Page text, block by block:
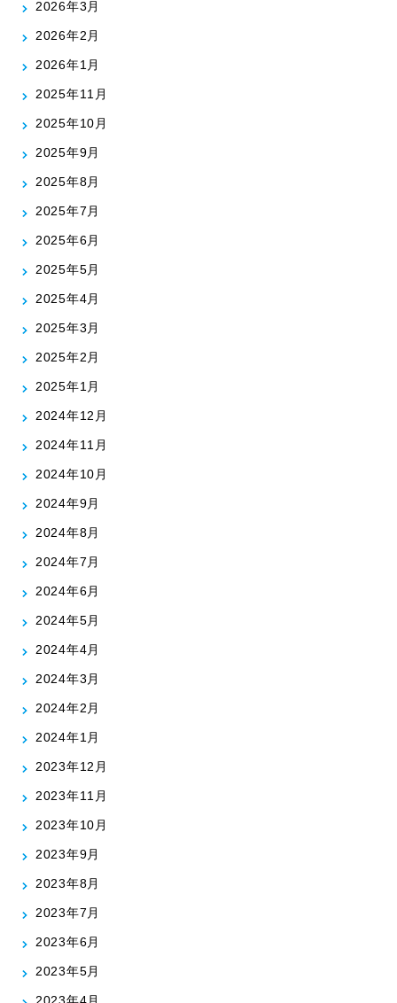
2026年3月
2026年2月
2026年1月
2025年11月
2025年10月
2025年9月
2025年8月
2025年7月
2025年6月
2025年5月
2025年4月
2025年3月
2025年2月
2025年1月
2024年12月
2024年11月
2024年10月
2024年9月
2024年8月
2024年7月
2024年6月
2024年5月
2024年4月
2024年3月
2024年2月
2024年1月
2023年12月
2023年11月
2023年10月
2023年9月
2023年8月
2023年7月
2023年6月
2023年5月
2023年4月